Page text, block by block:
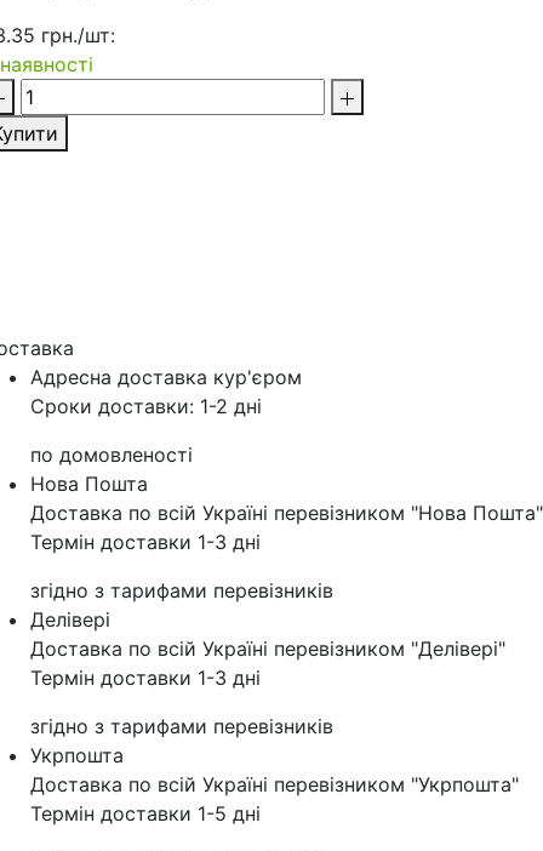
грн./шт:
Адресна доставка кур'‎єром
Сроки доставки: 1-2 дні
по домовленості
Нова Пошта
Доставка по всій Україні перевізником "Нова Пошта"
Термін доставки 1-3 дні
згідно з тарифами перевізників
Делівері
Доставка по всій Україні перевізником "Делівері"
Термін доставки 1-3 дні
згідно з тарифами перевізників
Укрпошта
Доставка по всій Україні перевізником "Укрпошта"
Термін доставки 1-5 дні